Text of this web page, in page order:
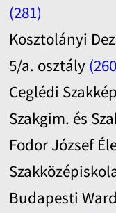
(281)
Kosztolányi
5/a. osztály
Ceglédi
Szakgim. és
Fodor József
Budapesti